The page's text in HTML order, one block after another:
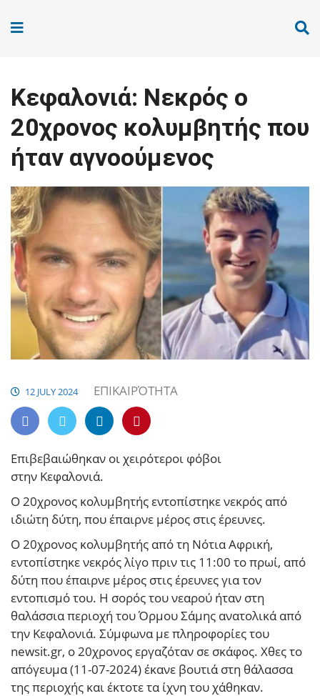
Κεφαλονιά: Νεκρός ο
20χρονος κολυμβητής που
ήταν αγνοούμενος
12 JULY 2024 ΕΠΙΚΑΙΡΌΤΗΤΑ
Επιβεβαιώθηκαν οι χειρότεροι φόβοι
στην Κεφαλονιά.
Ο 20χρονος κολυμβητής εντοπίστηκε νεκρός από
ιδιώτη δύτη, που έπαιρνε μέρος στις έρευνες.
Ο 20χρονος κολυμβητής από τη Νότια Αφρική,
εντοπίστηκε νεκρός λίγο πριν τις 11:00 το πρωί, από
δύτη που έπαιρνε μέρος στις έρευνες για τον
εντοπισμό του. Η σορός του νεαρού ήταν στη
θαλάσσια περιοχή του Όρμου Σάμης ανατολικά από
την Κεφαλονιά. Σύμφωνα με πληροφορίες του
newsit.gr, ο 20χρονος εργαζόταν σε σκάφος. Χθες το
απόγευμα (11-07-2024) έκανε βουτιά στη θάλασσα
της περιοχής και έκτοτε τα ίχνη του χάθηκαν.